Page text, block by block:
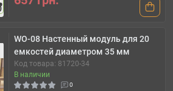
WO-08 Настенный модуль для 20
емкостей диаметром 35 мм
Код товара: 81720-34
В наличии
0